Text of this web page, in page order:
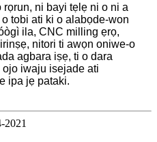
ni bayi tẹlẹ ni o ni a
tobi ati ki o alabọde-won
ila, CNC milling ẹrọ,
nitori ti awọn oniwe-o
agbara iṣẹ, ti o dara
iwaju isejade ati
ipa jẹ pataki.
2021